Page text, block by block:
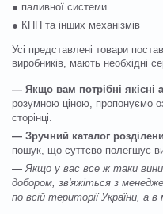
● паливної системи
● КПП та інших механізмів
Усі представлені товари
виробників, мають необхідні
— Якщо вам потрібні якісні
розумною ціною, пропонуємо
сторінці.
— Зручний каталог
пошук, що суттєво полегшує
— Якщо у вас все ж таки
добором, зв'яжіться з
по всій території України, а